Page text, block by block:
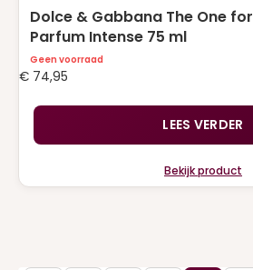
Dolce & Gabbana The One
Parfum Intense 75 ml
Geen voorraad
€ 74,95
LEES VERDER
Bekijk product